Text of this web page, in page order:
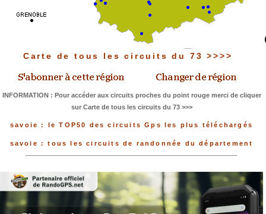
Carte de tous les circuits du 73 >>>>
INFORMATION : Pour accéder aux circuits proches du point rouge merci de cliquer
sur Carte de tous les circuits du 73 >>>
savoie : le TOP50 des circuits Gps les plus téléchargés
savoie : tous les circuits de randonnée du département